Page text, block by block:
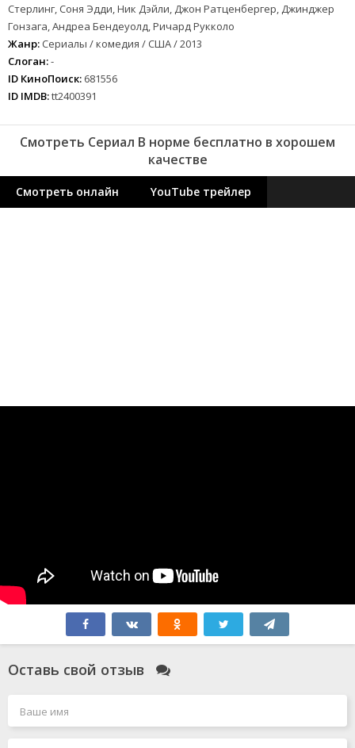
Стерлинг, Соня Эдди, Ник Дэйли, Джон Ратценбергер, Джинджер
Гонзага, Андреа Бендеуолд, Ричард Рукколо
Жанр: Сериалы / комедия / США / 2013
Слоган:-
ID КиноПоиск: 681556
ID IMDB:tt2400391
Смотреть Сериал В норме бесплатно в хорошем
качестве
Смотреть онлайн YouTube трейлер
Оставь свой отзыв